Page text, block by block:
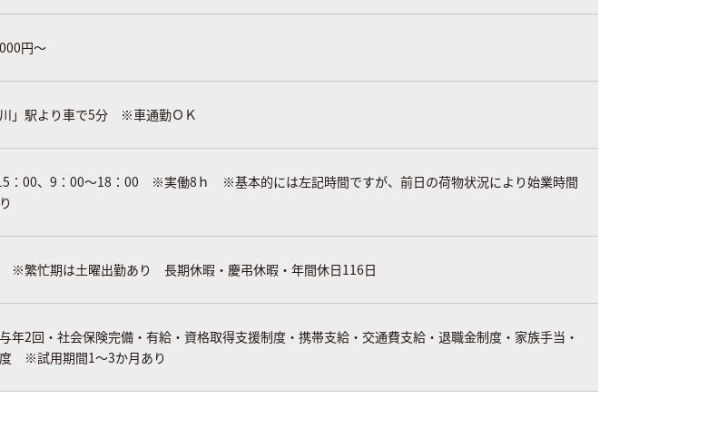
円～
」駅より車で5分 ※車通勤ＯＫ
：00、9：00～18：00 ※実働8ｈ ※基本的には左記時間ですが、前日の荷物状況により始業時間
※繁忙期は土曜出勤あり 長期休暇・慶弔休暇・年間休日116日
年2回・社会保険完備・有給・資格取得支援制度・携帯支給・交通費支給・退職金制度・家族手当・
※試用期間1～3か月あり